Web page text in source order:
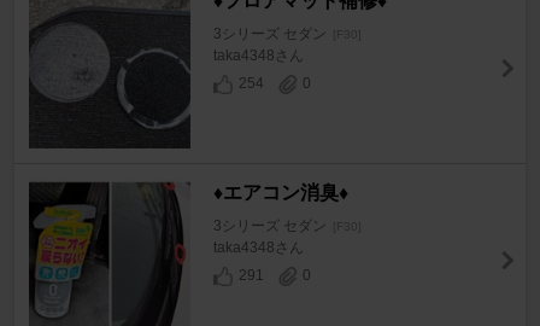
3シリーズ セダン [F30]
taka4348さん
254
0
♦️エアコン消臭♦️
3シリーズ セダン [F30]
taka4348さん
291
0